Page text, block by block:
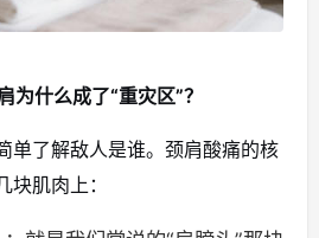
为什么成了“重灾区”？
单了解敌人是谁。颈肩酸痛的核
肌肉上：